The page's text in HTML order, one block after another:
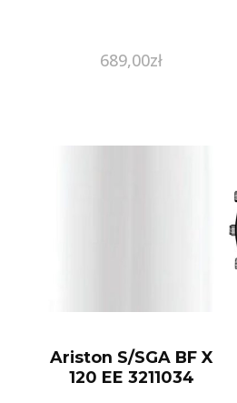
689,00zł
Ariston S/SGA BF X
120 EE 3211034